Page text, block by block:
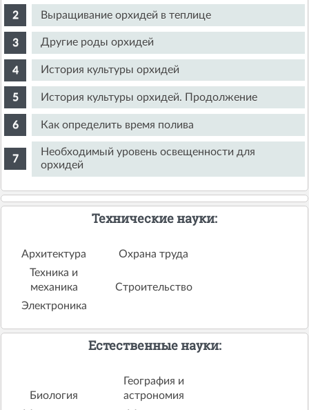
Выращивание орхидей в теплице
Другие роды орхидей
История культуры орхидей
История культуры орхидей. Продолжение
Как определить время полива
Необходимый уровень освещенности для
орхидей
Технические науки:
Архитектура
Охрана труда
Техника и
механика
Строительство
Электроника
Естественные науки:
Биология
География и
астрономия